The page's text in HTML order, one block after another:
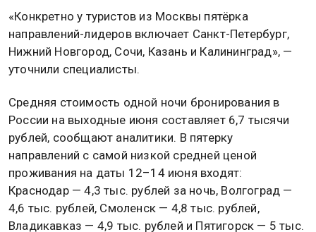
«Конкретно у туристов из Москвы пятёрка
направлений-лидеров включает Санкт-Петербург,
Нижний Новгород, Сочи, Казань и Калининград», —
Средняя стоимость одной ночи бронирования в
России на выходные июня составляет 6,7 тысячи
рублей, сообщают аналитики. В пятерку
направлений с самой низкой средней ценой
проживания на даты 12–14 июня входят:
Краснодар — 4,3 тыс. рублей за ночь, Волгоград —
4,6 тыс. рублей, Смоленск — 4,8 тыс. рублей,